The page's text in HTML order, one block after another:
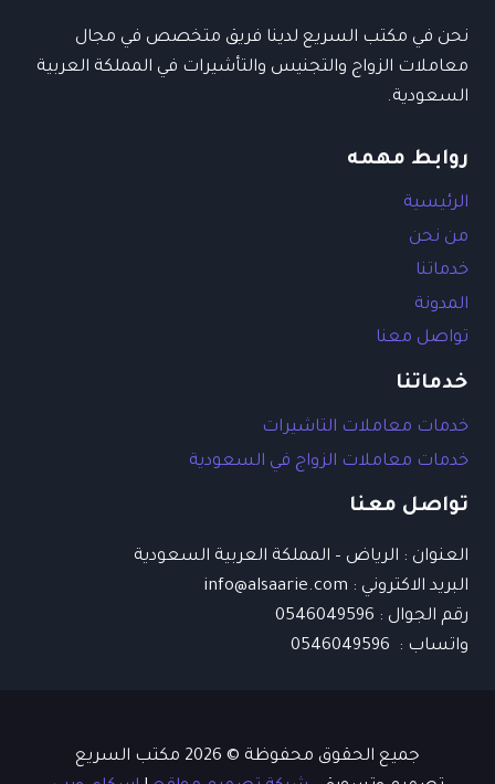
نحن في مكتب السريع لدينا فريق متخصص في مجال
معاملات الزواج والتجنيس والتأشيرات في المملكة العربية
السعودية.
روابط مهمه
الرئيسية
من نحن
خدماتنا
المدونة
تواصل معنا
خدماتنا
خدمات معاملات التاشيرات
خدمات معاملات الزواج في السعودية
تواصل معنا
العنوان : الرياض – المملكة العربية السعودية
البريد الاكتروني : info@alsaarie.com​
رقم الجوال : 0546049596
واتساب : 0546049596
جميع الحقوق محفوظة © 2026 مكتب السريع